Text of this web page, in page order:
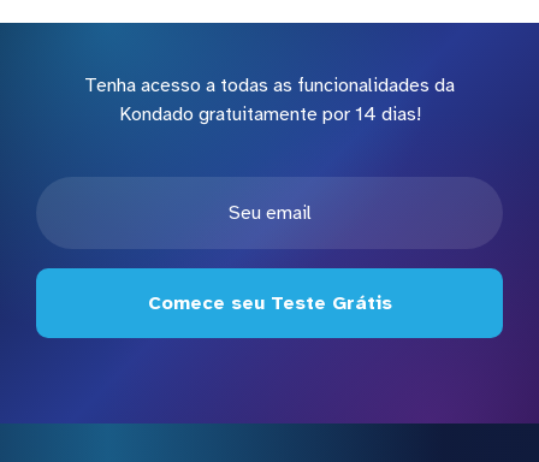
Tenha acesso a todas as funcionalidades da
Kondado gratuitamente por 14 dias!
Comece seu Teste Grátis